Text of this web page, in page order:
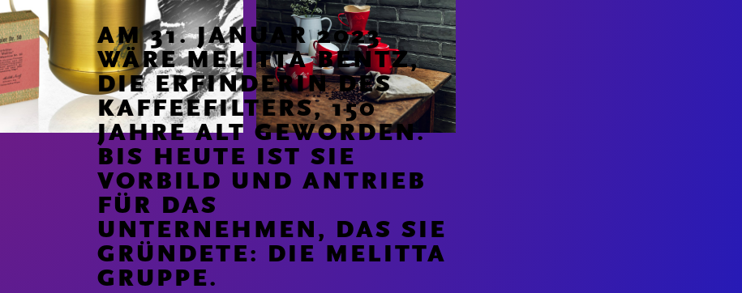
AM 31. JANUAR 2023
WÄRE MELITTA BENTZ,
DIE ERFINDERIN DES
KAFFEEFILTERS, 150
JAHRE ALT GEWORDEN.
BIS HEUTE IST SIE
VORBILD UND ANTRIEB
FÜR DAS
UNTERNEHMEN, DAS SIE
GRÜNDETE: DIE MELITTA
GRUPPE.